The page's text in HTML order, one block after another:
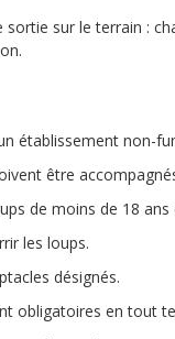
sur le terrain :
établissement non-
être
de moins de 18
les loups.
désignés.
obligatoires en tout